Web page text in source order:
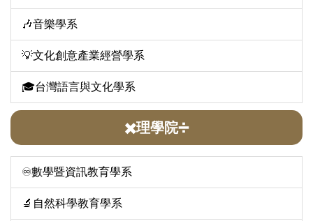
🎶音樂學系
💡文化創意產業經營學系
🎓台灣語言與文化學系
✖️理學院➗
♾️數學暨資訊教育學系
🔬自然科學教育學系